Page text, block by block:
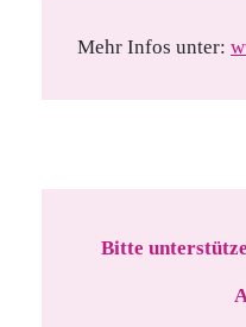
Mehr Infos unter:
Bitte